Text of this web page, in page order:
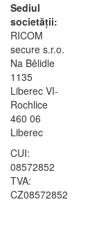
Sediul
societății:
RICOM
secure s.r.o.
Na Bělidle
1135
Liberec VI-
Rochlice
460 06
Liberec
CUI:
08572852
TVA:
CZ08572852